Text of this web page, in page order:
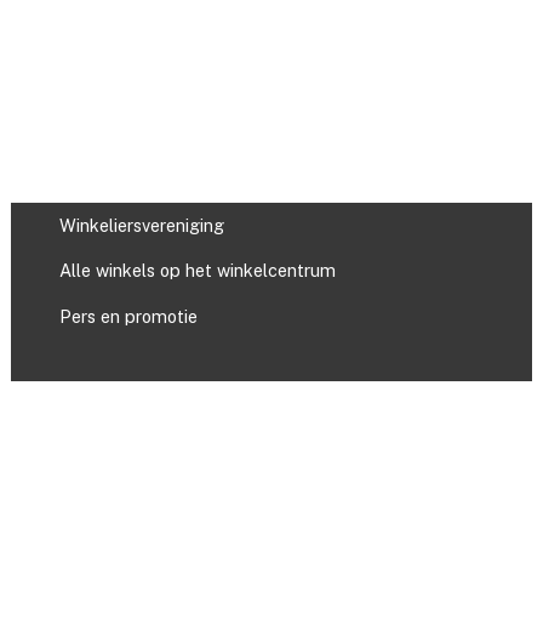
Winkeliersvereniging
Alle winkels op het winkelcentrum
Pers en promotie
Evenementen